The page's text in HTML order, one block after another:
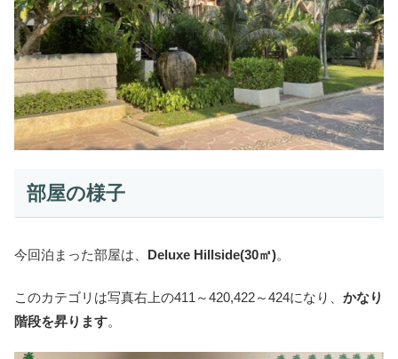
部屋の様子
今回泊まった部屋は、 Deluxe Hillside(30㎡)。
このカテゴリは写真右上の411～420,422～424になり、 かなり
階段を昇ります。